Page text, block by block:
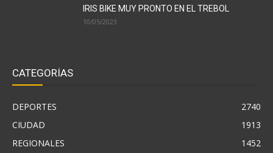
IRIS BIKE MUY PRONTO EN EL TREBOL
10/05/2023
CATEGORÍAS
DEPORTES
2740
CIUDAD
1913
REGIONALES
1452